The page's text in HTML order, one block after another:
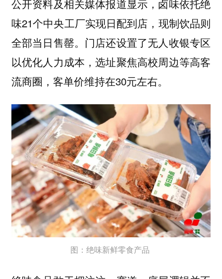
公开资料及相关媒体报道显示，卤味依托绝
味21个中央工厂实现日配到店，现制饮品则
全部当日售罄。门店还设置了无人收银专区
以优化人力成本，选址聚焦高校周边等高客
流商圈，客单价维持在30元左右。
图：绝味新鲜零食产品